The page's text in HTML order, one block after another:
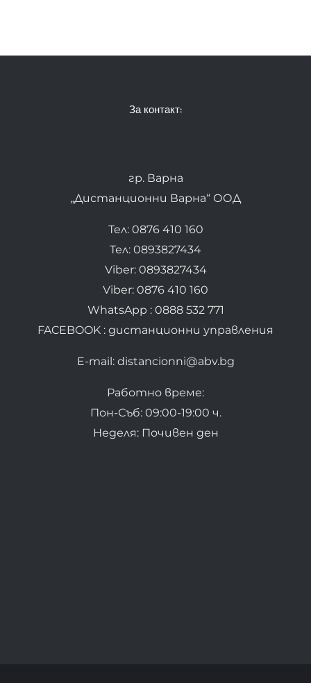
За контакт:
гр. Варна
„Дистанционни Варна“ ООД
Тел: 0876 410 160
Тел: 0893827434
Viber: 0893827434
Viber: 0876 410 160
WhatsApp : 0888 532 771
FACEBOOK : дистанционни управления
E-mail: distancionni@abv.bg
Работно време:
Пон-Съб: 09:00-19:00 ч.
Неделя: Почивен ден